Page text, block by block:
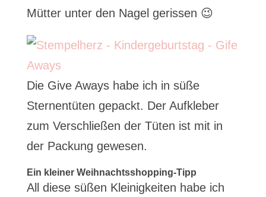
Mütter unter den Nagel gerissen 😉
Die Give Aways habe ich in süße
Sternentüten gepackt. Der Aufkleber
zum Verschließen der Tüten ist mit in
der Packung gewesen.
Ein kleiner Weihnachtsshopping-Tipp
All diese süßen Kleinigkeiten habe ich